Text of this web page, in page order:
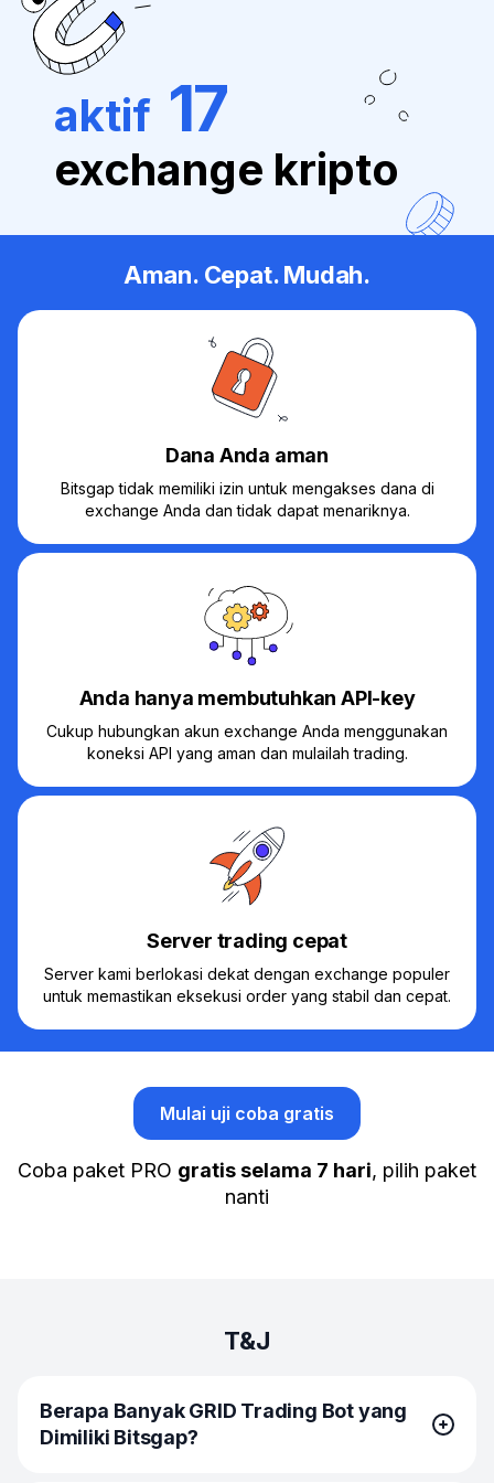
aktif 17
exchange kripto
Aman. Cepat. Mudah.
Dana Anda aman
Bitsgap tidak memiliki izin untuk mengakses dana di
exchange Anda dan tidak dapat menariknya.
Anda hanya membutuhkan API-key
Cukup hubungkan akun exchange Anda menggunakan
koneksi API yang aman dan mulailah trading.
Server trading cepat
Server kami berlokasi dekat dengan exchange populer
untuk memastikan eksekusi order yang stabil dan cepat.
Mulai uji coba gratis
Coba paket PRO gratis selama 7 hari, pilih paket
nanti
T&J
Berapa Banyak GRID Trading Bot yang
Dimiliki Bitsgap?